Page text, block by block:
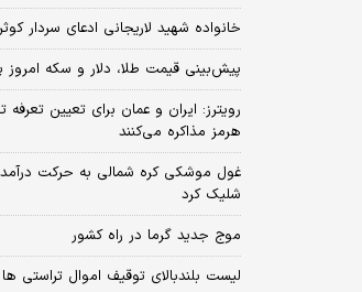
خانواده شهید لاریجانی ادعای سردار
پیش‌بینی قیمت طلا، دلار و سکه امروز پنجشنبه ۱۵
هرمز مذاکره می‌کنند
غول موشکی کره شمالی به حرکت
شلیک کرد
موج جدید گرما در راه کشور
لیست بلندبالای توقیف اموال تراستی